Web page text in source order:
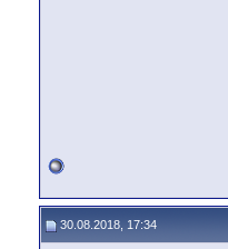
30.08.2018, 17:34